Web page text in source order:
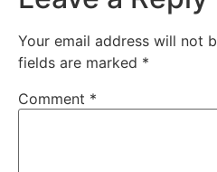
Your email address will not
fields are marked *
Comment *